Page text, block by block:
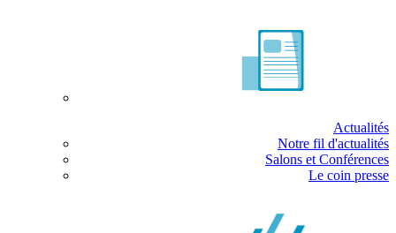
Actualités
Notre fil d'actualités
Salons et Conférences
Le coin presse